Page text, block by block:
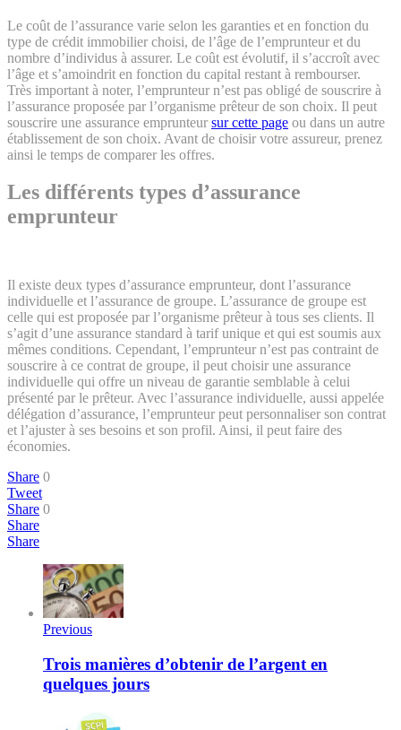
Le coût de l’assurance varie selon les garanties et en fonction du
type de crédit immobilier choisi, de l’âge de l’emprunteur et du
nombre d’individus à assurer. Le coût est évolutif, il s’accroît avec
l’âge et s’amoindrit en fonction du capital restant à rembourser.
Très important à noter, l’emprunteur n’est pas obligé de souscrire à
l’assurance proposée par l’organisme prêteur de son choix. Il peut
souscrire une assurance emprunteur sur cette page ou dans un autre
établissement de son choix. Avant de choisir votre assureur, prenez
ainsi le temps de comparer les offres.
Les différents types d’assurance
emprunteur
Il existe deux types d’assurance emprunteur, dont l’assurance
individuelle et l’assurance de groupe. L’assurance de groupe est
celle qui est proposée par l’organisme prêteur à tous ses clients. Il
s’agit d’une assurance standard à tarif unique et qui est soumis aux
mêmes conditions. Cependant, l’emprunteur n’est pas contraint de
souscrire à ce contrat de groupe, il peut choisir une assurance
individuelle qui offre un niveau de garantie semblable à celui
présenté par le prêteur. Avec l’assurance individuelle, aussi appelée
délégation d’assurance, l’emprunteur peut personnaliser son contrat
et l’ajuster à ses besoins et son profil. Ainsi, il peut faire des
économies.
Share 0
Tweet
Share 0
Share
Share
Previous
Trois manières d’obtenir de l’argent en
quelques jours